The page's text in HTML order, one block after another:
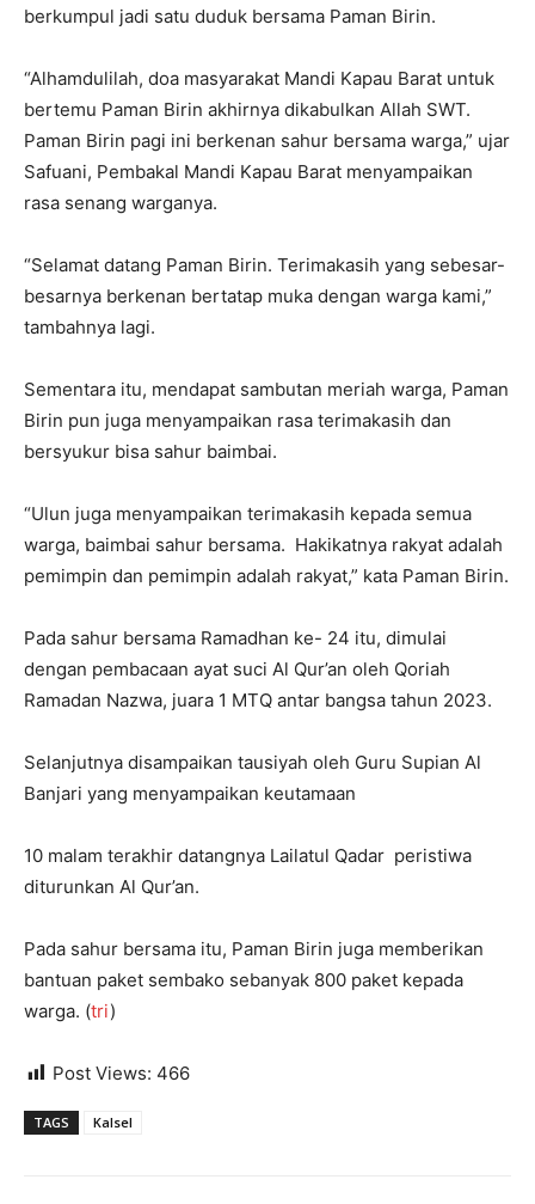
berkumpul jadi satu duduk bersama Paman Birin.
“Alhamdulilah, doa masyarakat Mandi Kapau Barat untuk
bertemu Paman Birin akhirnya dikabulkan Allah SWT.
Paman Birin pagi ini berkenan sahur bersama warga,” ujar
Safuani, Pembakal Mandi Kapau Barat menyampaikan
rasa senang warganya.
“Selamat datang Paman Birin. Terimakasih yang sebesar-
besarnya berkenan bertatap muka dengan warga kami,”
tambahnya lagi.
Sementara itu, mendapat sambutan meriah warga, Paman
Birin pun juga menyampaikan rasa terimakasih dan
bersyukur bisa sahur baimbai.
“Ulun juga menyampaikan terimakasih kepada semua
warga, baimbai sahur bersama. Hakikatnya rakyat adalah
pemimpin dan pemimpin adalah rakyat,” kata Paman Birin.
Pada sahur bersama Ramadhan ke- 24 itu, dimulai
dengan pembacaan ayat suci Al Qur’an oleh Qoriah
Ramadan Nazwa, juara 1 MTQ antar bangsa tahun 2023.
Selanjutnya disampaikan tausiyah oleh Guru Supian Al
Banjari yang menyampaikan keutamaan
10 malam terakhir datangnya Lailatul Qadar peristiwa
diturunkan Al Qur’an.
Pada sahur bersama itu, Paman Birin juga memberikan
bantuan paket sembako sebanyak 800 paket kepada
warga. (tri)
Post Views: 466
TAGS Kalsel